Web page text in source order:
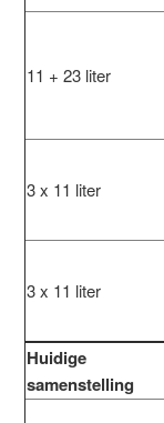
11 + 23 liter
3 x 11 liter
3 x 11 liter
Huidige
samenstelling